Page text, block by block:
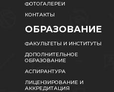
ФОТОГАЛЕРЕИ
КОНТАКТЫ
ОБРАЗОВАНИЕ
ФАКУЛЬТЕТЫ И ИНСТИТУТЫ
ДОПОЛНИТЕЛЬНОЕ
ОБРАЗОВАНИЕ
АСПИРАНТУРА
ЛИЦЕНЗИРОВАНИЕ И
АККРЕДИТАЦИЯ